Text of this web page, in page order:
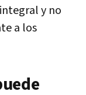
y no
a los